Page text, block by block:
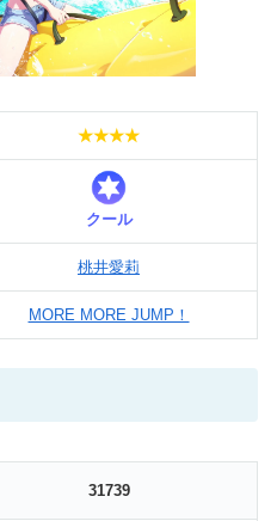
★★★★
クール
桃井愛莉
MORE MORE JUMP！
31739